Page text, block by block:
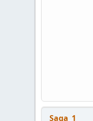
Saga_1